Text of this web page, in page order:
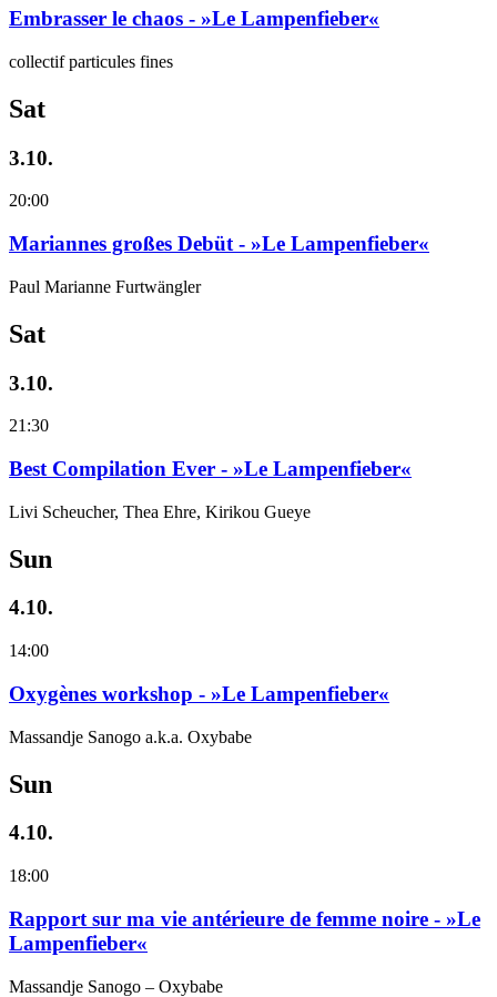
Embrasser le chaos - »Le Lampenfieber«
collectif particules fines
Sat
3.10.
20:00
Mariannes großes Debüt - »Le Lampenfieber«
Paul Marianne Furtwängler
Sat
3.10.
21:30
Best Compilation Ever - »Le Lampenfieber«
Livi Scheucher, Thea Ehre, Kirikou Gueye
Sun
4.10.
14:00
Oxygènes workshop - »Le Lampenfieber«
Massandje Sanogo a.k.a. Oxybabe
Sun
4.10.
18:00
Rapport sur ma vie antérieure de femme noire - »Le
Lampenfieber«
Massandje Sanogo – Oxybabe